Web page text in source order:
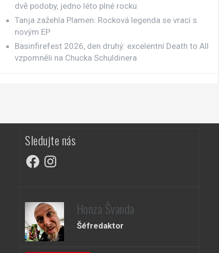
dvě podoby, jedno léto plné rocku
Tanja zažehla Plamen: Rocková legenda se vrací s
novým EP
Basinfirefest 2026, den druhý: excelentní Death to All
vzpomněli na Chucka Schuldinera
Sledujte nás
FacebookInstagram
Honza Švanda
Šéfredaktor